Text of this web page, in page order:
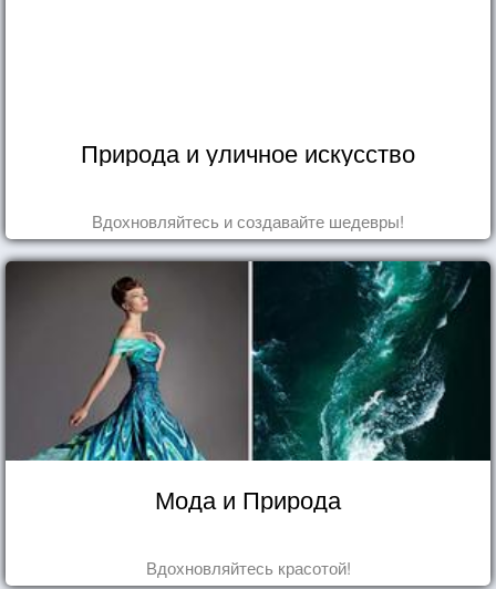
Природа и уличное искусство
Вдохновляйтесь и создавайте шедевры!
Мода и Природа
Вдохновляйтесь красотой!